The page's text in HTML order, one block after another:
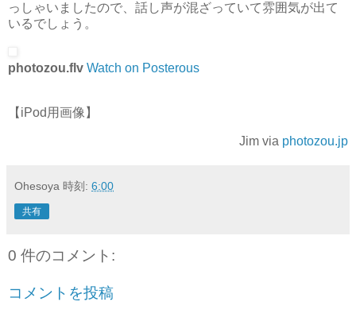
っしゃいましたので、話し声が混ざっていて雰囲気が出て
いるでしょう。
photozou.flv Watch on Posterous
【iPod用画像】
Jim via photozou.jp
Ohesoya 時刻: 6:00
共有
0 件のコメント:
コメントを投稿